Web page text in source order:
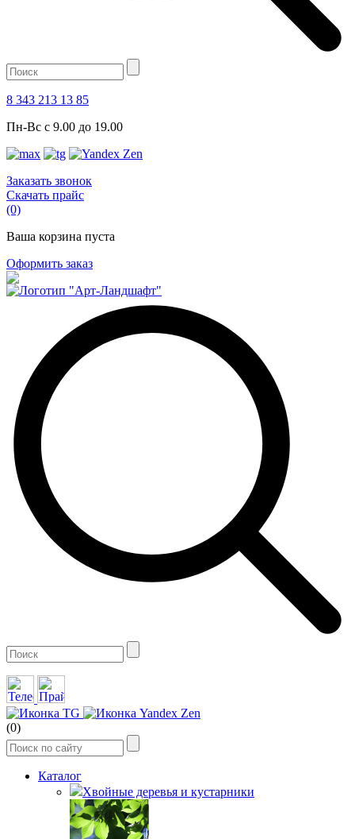
8 343 213 13 85
Пн-Вс с 9.00 до 19.00
Заказать звонок
Скачать прайс
(0)
Ваша корзина пуста
Оформить заказ
(0)
Каталог
Хвойные деревья и кустарники